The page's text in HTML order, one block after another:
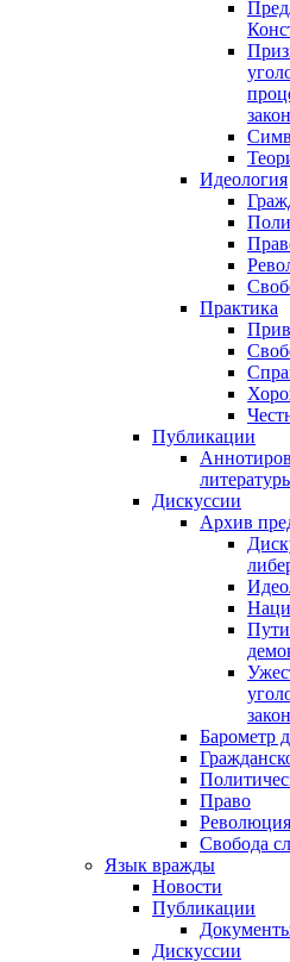
Идеология
Практика
Публикации
Дискуссии
Архив
Барометр
Право
Свобода
Язык вражды
Новости
Публикации
Дискуссии